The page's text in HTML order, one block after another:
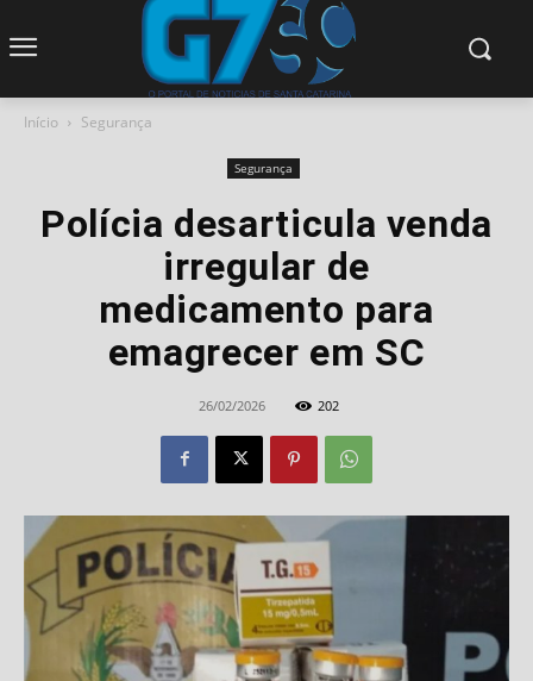
Início Segurança
Segurança
Polícia desarticula venda
irregular de
medicamento para
emagrecer em SC
26/02/2026 202
modal-check